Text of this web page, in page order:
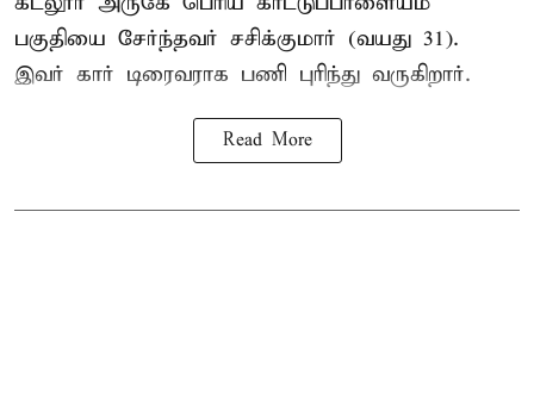
பகுதியை சேர்ந்தவர் சசிக்குமார் (வயது 31).
இவர் கார் டிரைவராக பணி புரிந்து வருகிறார்.
Read More